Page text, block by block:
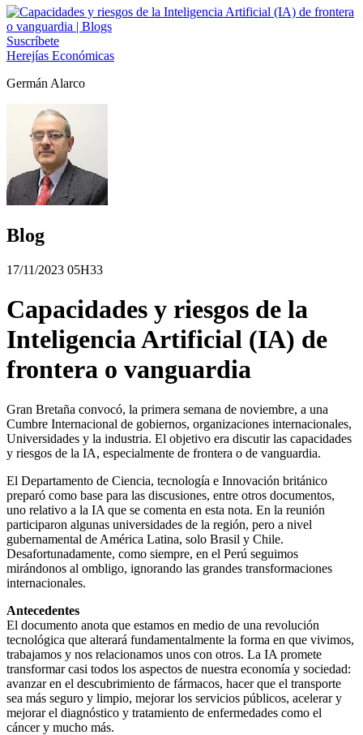
Suscríbete
Herejías Económicas
Germán Alarco
Blog
17/11/2023 05H33
Capacidades y riesgos de la
Inteligencia Artificial (IA) de
frontera o vanguardia
Gran Bretaña convocó, la primera semana de noviembre, a una
Cumbre Internacional de gobiernos, organizaciones internacionales,
Universidades y la industria. El objetivo era discutir las capacidades
y riesgos de la IA, especialmente de frontera o de vanguardia.
El Departamento de Ciencia, tecnología e Innovación británico
preparó como base para las discusiones, entre otros documentos,
uno relativo a la IA que se comenta en esta nota. En la reunión
participaron algunas universidades de la región, pero a nivel
gubernamental de América Latina, solo Brasil y Chile.
Desafortunadamente, como siempre, en el Perú seguimos
mirándonos al ombligo, ignorando las grandes transformaciones
internacionales.
Antecedentes
El documento anota que estamos en medio de una revolución
tecnológica que alterará fundamentalmente la forma en que vivimos,
trabajamos y nos relacionamos unos con otros. La IA promete
transformar casi todos los aspectos de nuestra economía y sociedad:
avanzar en el descubrimiento de fármacos, hacer que el transporte
sea más seguro y limpio, mejorar los servicios públicos, acelerar y
mejorar el diagnóstico y tratamiento de enfermedades como el
cáncer y mucho más.